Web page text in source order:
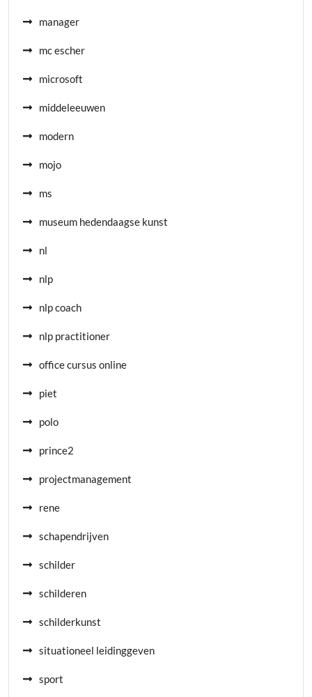
manager
mc escher
microsoft
middeleeuwen
modern
mojo
ms
museum hedendaagse kunst
nl
nlp
nlp coach
nlp practitioner
office cursus online
piet
polo
prince2
projectmanagement
rene
schapendrijven
schilder
schilderen
schilderkunst
situationeel leidinggeven
sport